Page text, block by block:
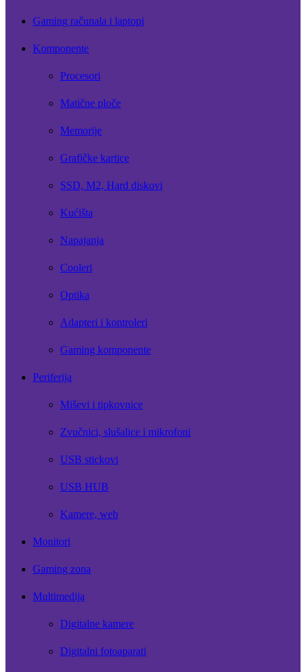
Gaming računala i laptopi
Komponente
Procesori
Matične ploče
Memorije
Grafičke kartice
SSD, M2, Hard diskovi
Kućišta
Napajanja
Cooleri
Optika
Adapteri i kontroleri
Gaming komponente
Periferija
Miševi i tipkovnice
Zvučnici, slušalice i mikrofoni
USB stickovi
USB HUB
Kamere, web
Monitori
Gaming zona
Multimedija
Digitalne kamere
Digitalni fotoaparati